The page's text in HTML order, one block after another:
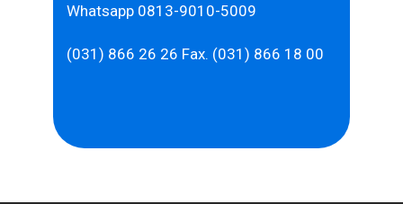
Whatsapp 0813-9010-5009
(031) 866 26 26 Fax. (031) 866 18 00